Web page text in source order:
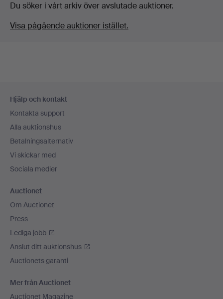
Du söker i vårt arkiv över avslutade auktioner.
Visa pågående auktioner istället.
Hjälp och kontakt
Kontakta support
Alla auktionshus
Betalningsalternativ
Vi skickar med
Sociala medier
Auctionet
Om Auctionet
Press
Lediga jobb
Anslut ditt auktionshus
Auctionets garanti
Mer från Auctionet
Auctionet Magazine